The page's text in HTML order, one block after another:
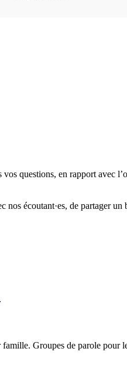
questions, en rapport avec
nos écoutant·es, de partager
Groupes de parole